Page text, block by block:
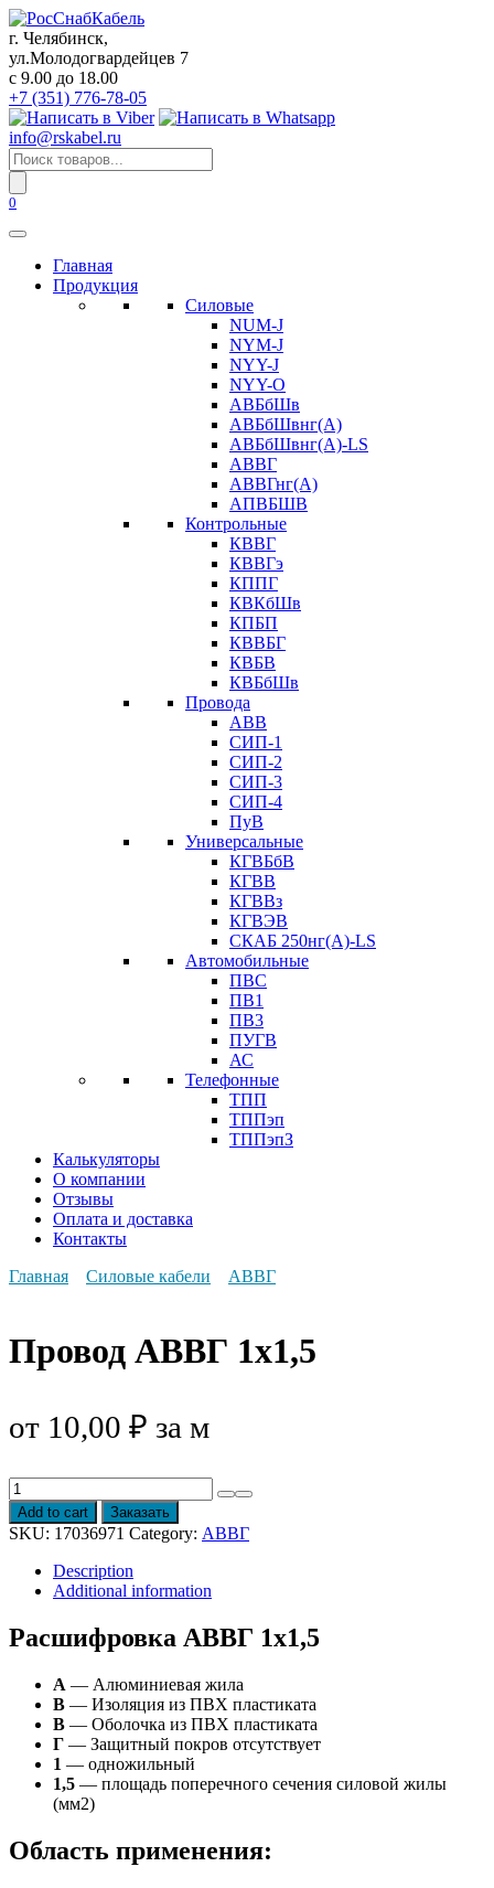
Перейти
к
содержанию
г. Челябинск,
ул.Молодогвардейцев 7
c 9.00 до 18.00
+7 (351) 776-78-05
info@rskabel.ru
Поиск
товаров
0
Главная
Продукция
Силовые
NUM-J
NYM-J
NYY-J
NYY-O
АВБбШв
АВБбШвнг(А)
АВБбШвнг(А)-LS
АВВГ
АВВГнг(А)
АПВБШВ
Контрольные
КВВГ
КВВГэ
КППГ
КВКбШв
КПБП
КВВБГ
КВБВ
КВБбШв
Провода
АВВ
СИП-1
СИП-2
СИП-3
СИП-4
ПуВ
Универсальные
КГВБбВ
КГВВ
КГВВз
КГВЭВ
СКАБ 250нг(А)-LS
Автомобильные
ПВС
ПВ1
ПВ3
ПУГВ
АС
Телефонные
ТПП
ТППэп
ТППэпЗ
Калькуляторы
О компании
Отзывы
Оплата и доставка
Контакты
Главная
Силовые кабели АВВГ
Провод АВВГ 1х1,5
от 10,00 ₽ за м
Провод
АВВГ
1х1,5
quantity
Add to cart Заказать
SKU: 17036971 Category: АВВГ
Description
Additional information
Расшифровка АВВГ 1х1,5
А — Алюминиевая жила
В — Изоляция из ПВХ пластиката
В — Оболочка из ПВХ пластиката
Г — Защитный покров отсутствует
1 — одножильный
1,5 — площадь поперечного сечения силовой жилы
(мм2)
Область применения: